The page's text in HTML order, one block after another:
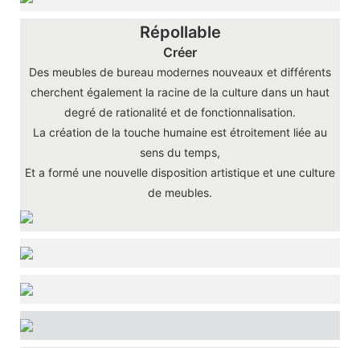
Répollable
Créer
Des meubles de bureau modernes nouveaux et différents
cherchent également la racine de la culture dans un haut
degré de rationalité et de fonctionnalisation.
La création de la touche humaine est étroitement liée au
sens du temps,
Et a formé une nouvelle disposition artistique et une culture
de meubles.